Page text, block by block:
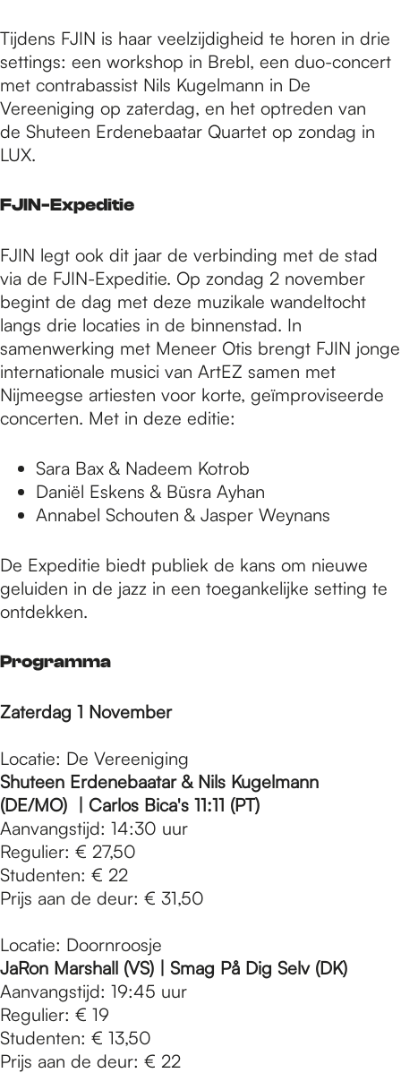
Tijdens FJIN is haar veelzijdigheid te horen in drie
settings: een workshop in Brebl, een duo-concert
met contrabassist Nils Kugelmann in De
Vereeniging op zaterdag, en het optreden van
de Shuteen Erdenebaatar Quartet op zondag in
LUX.
FJIN-Expeditie
FJIN legt ook dit jaar de verbinding met de stad
via de FJIN-Expeditie. Op zondag 2 november
begint de dag met deze muzikale wandeltocht
langs drie locaties in de binnenstad. In
samenwerking met Meneer Otis brengt FJIN jonge
internationale musici van ArtEZ samen met
Nijmeegse artiesten voor korte, geïmproviseerde
concerten. Met in deze editie:
Sara Bax & Nadeem Kotrob
Daniël Eskens & Büsra Ayhan
Annabel Schouten & Jasper Weynans
De Expeditie biedt publiek de kans om nieuwe
geluiden in de jazz in een toegankelijke setting te
ontdekken.
Programma
Zaterdag 1 November
Locatie: De Vereeniging
Shuteen Erdenebaatar & Nils Kugelmann
(DE/MO) | Carlos Bica's 11:11 (PT)
Aanvangstijd: 14:30 uur
Regulier: € 27,50
Studenten: € 22
Prijs aan de deur: € 31,50
Locatie: Doornroosje
JaRon Marshall (VS) | Smag På Dig Selv (DK)
Aanvangstijd: 19:45 uur
Regulier: € 19
Studenten: € 13,50
Prijs aan de deur: € 22